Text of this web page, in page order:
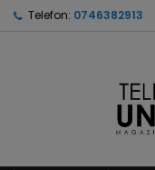
Telefon: 0746382913